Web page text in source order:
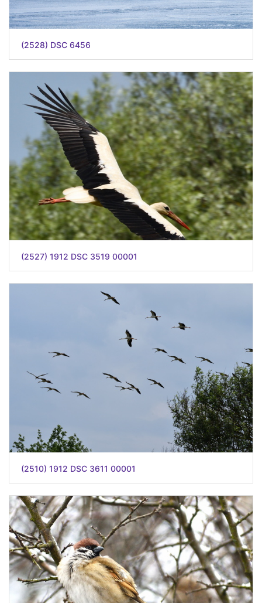
(2528) DSC 6456
(2527) 1912 DSC 3519 00001
(2510) 1912 DSC 3611 00001